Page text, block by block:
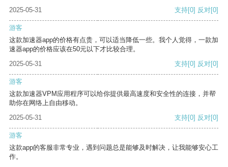
2025-05-31
支持[0] 反对[0]
游客
这款加速器app的价格有点贵，可以适当降低一些。我个人觉得，一款加
速器app的价格应该在50元以下才比较合理。
2025-05-31
支持[0] 反对[0]
游客
这款加速器VPM应用程序可以给你提供最高速度和安全性的连接，并帮
助你在网络上自由移动。
2025-05-31
支持[0] 反对[0]
游客
这款app的客服非常专业，遇到问题总是能够及时解决，让我能够安心工
作。